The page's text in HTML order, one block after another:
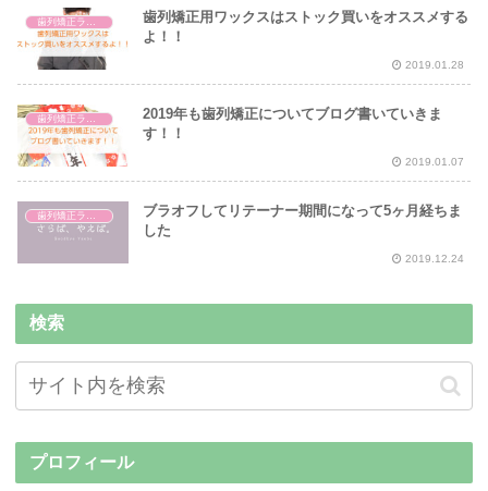
歯列矯正ライフ
歯列矯正用ワックスはストック買いをオススメする
よ！！
2019.01.28
歯列矯正ライフ
2019年も歯列矯正についてブログ書いていきま
す！！
2019.01.07
ブラオフしてリテーナー期間になって5ヶ月経ちま
した
2019.12.24
検索
プロフィール